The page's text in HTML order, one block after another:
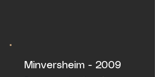
Minversheim - 2009